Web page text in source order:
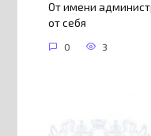
От имени
от себя
0 3